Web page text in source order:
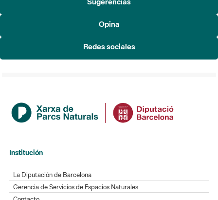
Opina
Redes sociales
Institución
La Diputación de Barcelona
Gerencia de Servicios de Espacios Naturales